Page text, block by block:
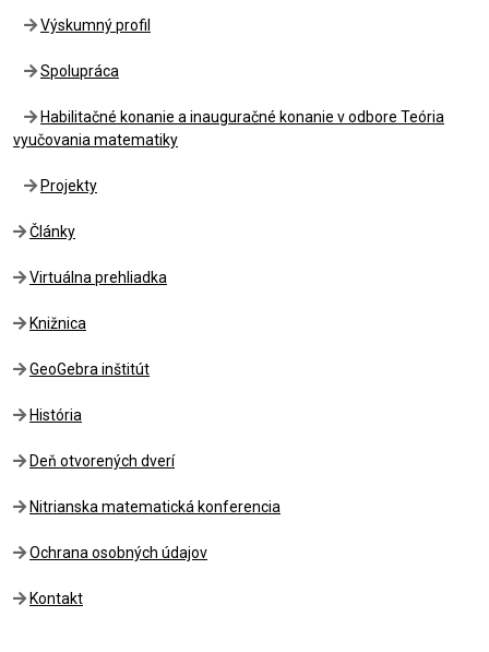
Výskumný profil
Spolupráca
Habilitačné konanie a inauguračné konanie v odbore Teória
vyučovania matematiky
Projekty
Články
Virtuálna prehliadka
Knižnica
GeoGebra inštitút
História
Deň otvorených dverí
Nitrianska matematická konferencia
Ochrana osobných údajov
Kontakt